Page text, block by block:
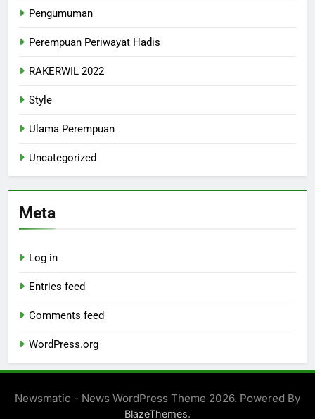
Pengumuman
Perempuan Periwayat Hadis
RAKERWIL 2022
Style
Ulama Perempuan
Uncategorized
Meta
Log in
Entries feed
Comments feed
WordPress.org
Newsmatic - News WordPress Theme 2026. Powered By
BlazeThemes.